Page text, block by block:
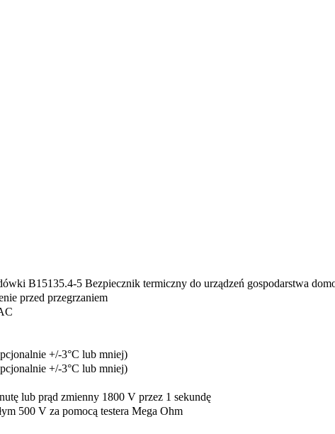
B15135.4-5 Bezpiecznik termiczny do urządzeń gospodarstwa
przed przegrzaniem
+/-3°C lub mniej)
+/-3°C lub mniej)
lub prąd zmienny 1800 V przez 1 sekundę
500 V za pomocą testera Mega Ohm